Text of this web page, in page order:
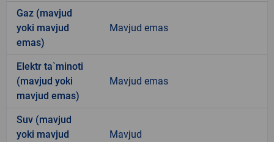
Gaz (mavjud
yoki mavjud
emas)
Mavjud emas
Elektr ta`minoti
(mavjud yoki
mavjud emas)
Mavjud emas
Suv (mavjud
yoki mavjud
Mavjud